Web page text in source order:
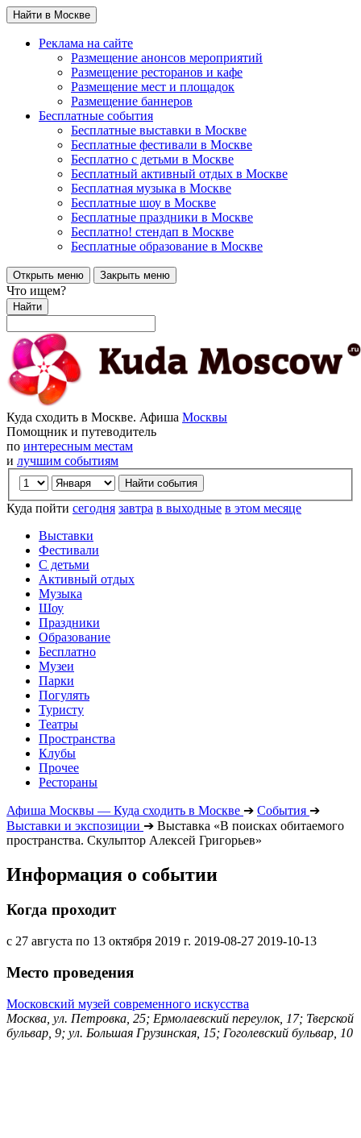
Найти в Москве
Реклама на сайте
Размещение анонсов мероприятий
Размещение ресторанов и кафе
Размещение мест и площадок
Размещение баннеров
Бесплатные события
Бесплатные выставки в Москве
Бесплатные фестивали в Москве
Бесплатно с детьми в Москве
Бесплатный активный отдых в Москве
Бесплатная музыка в Москве
Бесплатные шоу в Москве
Бесплатные праздники в Москве
Бесплатно! стендап в Москве
Бесплатные образование в Москве
Открыть меню Закрыть меню
Что ищем?
Найти
Куда сходить в Москве. Афиша Москвы
Помощник и путеводитель
по интересным местам
и лучшим событиям
Куда пойти сегодня завтра в выходные в этом месяце
Выставки
Фестивали
С детьми
Активный отдых
Музыка
Шоу
Праздники
Образование
Бесплатно
Музеи
Парки
Погулять
Туристу
Театры
Пространства
Клубы
Прочее
Рестораны
Афиша Москвы — Куда сходить в Москве ➔ События ➔
Выставки и экспозиции ➔ Выставка «В поисках обитаемого
пространства. Скульптор Алексей Григорьев»
Информация о событии
Когда проходит
с 27 августа по 13 октября 2019 г. 2019-08-27 2019-10-13
Место проведения
Московский музей современного искусства
Москва, ул. Петровка, 25; Ермолаевский переулок, 17; Тверской
бульвар, 9; ул. Большая Грузинская, 15; Гоголевский бульвар, 10